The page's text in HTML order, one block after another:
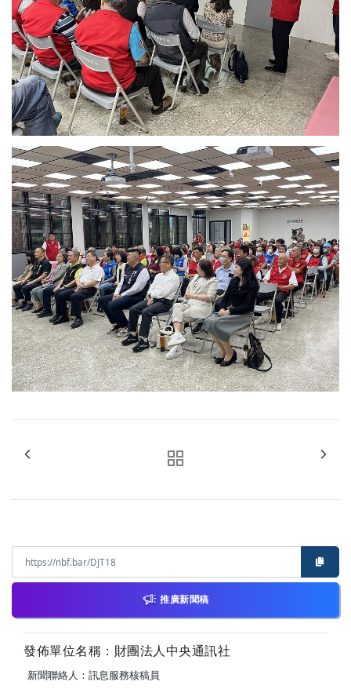
推廣新聞稿
發佈單位名稱：財團法人中央通訊社
新聞聯絡人：訊息服務核稿員